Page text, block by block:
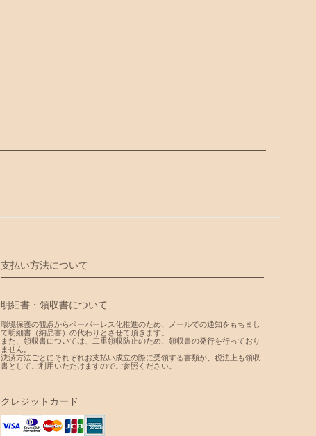
支払い方法について
明細書・領収書について
環境保護の観点からペーパーレス化推進のため、メールでの通知をもちまし
て明細書（納品書）の代わりとさせて頂きます。
また、領収書については、二重領収防止のため、領収書の発行を行っており
ません。
決済方法ごとにそれぞれお支払い成立の際に受領する書類が、税法上も領収
書としてご利用いただけますのでご参照ください。
クレジットカード